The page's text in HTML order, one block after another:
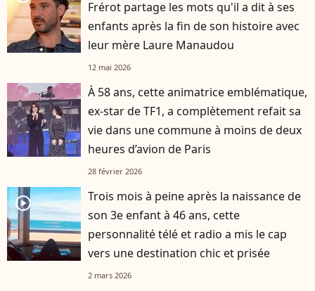
Frérot partage les mots qu'il a dit à ses
enfants après la fin de son histoire avec
leur mère Laure Manaudou
12 mai 2026
À 58 ans, cette animatrice emblématique,
ex-star de TF1, a complètement refait sa
vie dans une commune à moins de deux
heures d’avion de Paris
28 février 2026
player2
Trois mois à peine après la naissance de
son 3e enfant à 46 ans, cette
personnalité télé et radio a mis le cap
vers une destination chic et prisée
2 mars 2026